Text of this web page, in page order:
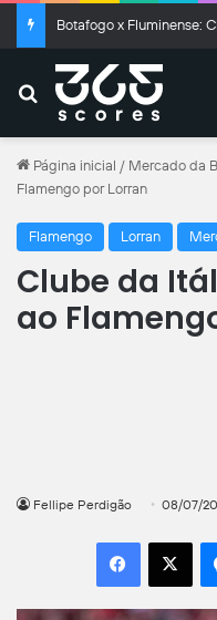
Buscar
Página inicial / Mercado da
Flamengo por Lorran
Flamengo Lorran
Clube da
ao
Fellipe Perdigão 08/07/
Facebook
X